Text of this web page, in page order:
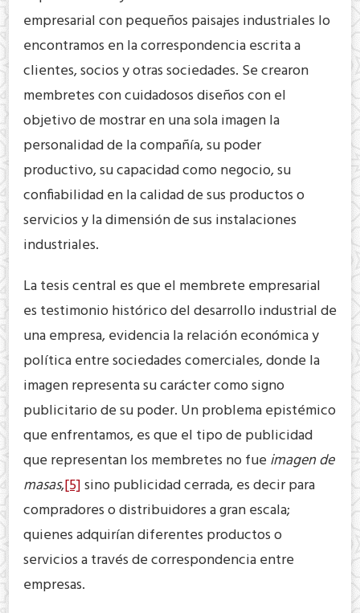
empresarial con pequeños paisajes industriales lo
encontramos en la correspondencia escrita a
clientes, socios y otras sociedades. Se crearon
membretes con cuidadosos diseños con el
objetivo de mostrar en una sola imagen la
personalidad de la compañía, su poder
productivo, su capacidad como negocio, su
confiabilidad en la calidad de sus productos o
servicios y la dimensión de sus instalaciones
industriales.
La tesis central es que el membrete empresarial
es testimonio histórico del desarrollo industrial de
una empresa, evidencia la relación económica y
política entre sociedades comerciales, donde la
imagen representa su carácter como signo
publicitario de su poder. Un problema epistémico
que enfrentamos, es que el tipo de publicidad
que representan los membretes no fue imagen de
masas,[5]sino publicidad cerrada, es decir para
compradores o distribuidores a gran escala;
quienes adquirían diferentes productos o
servicios a través de correspondencia entre
empresas.